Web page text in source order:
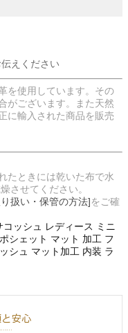
えください
を使用しています。その
がございます。また天然
に輸入された商品を販売
たときには乾いた布で水
させてください。
扱い・保管の方法]をご確
ッシュ レディース ミニ
シェット マット 加工 フ
シュ マット加工 内装 ラ